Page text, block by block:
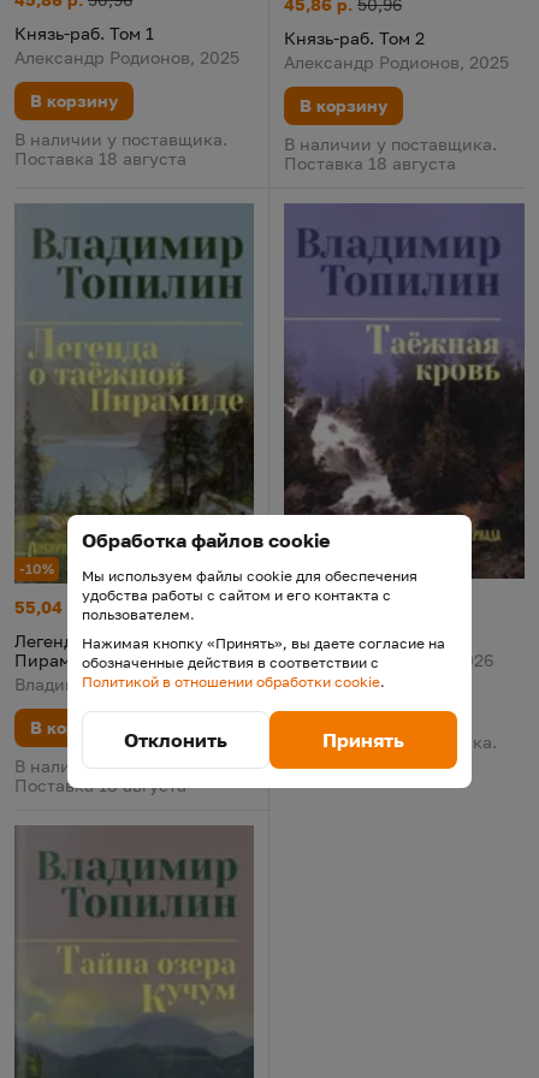
Князь-раб. Том 1
Александр Родионов, 2025
В корзину
В наличии у поставщика.
Поставка 18 августа
Князь-раб. Том 2
Александр Родионов, 2025
В корзину
В наличии у поставщика.
Поставка 18 августа
-10%
Легенда о таёжной Пирамиде
Цена:
55,04 р.
Старая цена:
61,15
Легенда о таёжной
Пирамиде
Владимир Топилин, 2026
В корзину
В наличии у поставщика.
Поставка 18 августа
Таежная кровь
Цена:
56,12 р.
Старая цена:
64,50
Владимир Топилин, 2026
В наличии у поставщика.
Поставка 14 августа
Обработка файлов cookie
Мы используем файлы cookie для обеспечения
удобства работы с сайтом и его контакта с
пользователем.
Нажимая кнопку «Принять», вы даете согласие на
обозначенные действия в соответствии с
Политикой в отношении обработки cookie.
Отклонить Принять